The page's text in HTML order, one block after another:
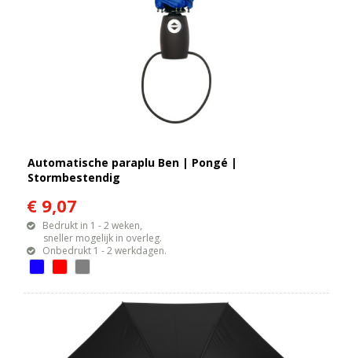
Automatische paraplu Ben | Pongé |
Stormbestendig
€ 9,07
Bedrukt in 1 - 2 weken,
sneller mogelijk in overleg.
Onbedrukt 1 - 2 werkdagen.